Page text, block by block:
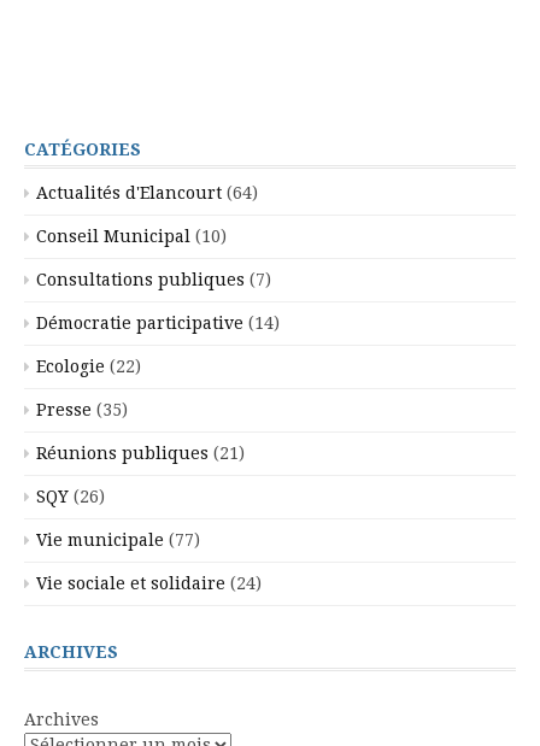
CATÉGORIES
Actualités d'Elancourt (64)
Conseil Municipal (10)
Consultations publiques (7)
Démocratie participative (14)
Ecologie (22)
Presse (35)
Réunions publiques (21)
SQY (26)
Vie municipale (77)
Vie sociale et solidaire (24)
ARCHIVES
Archives